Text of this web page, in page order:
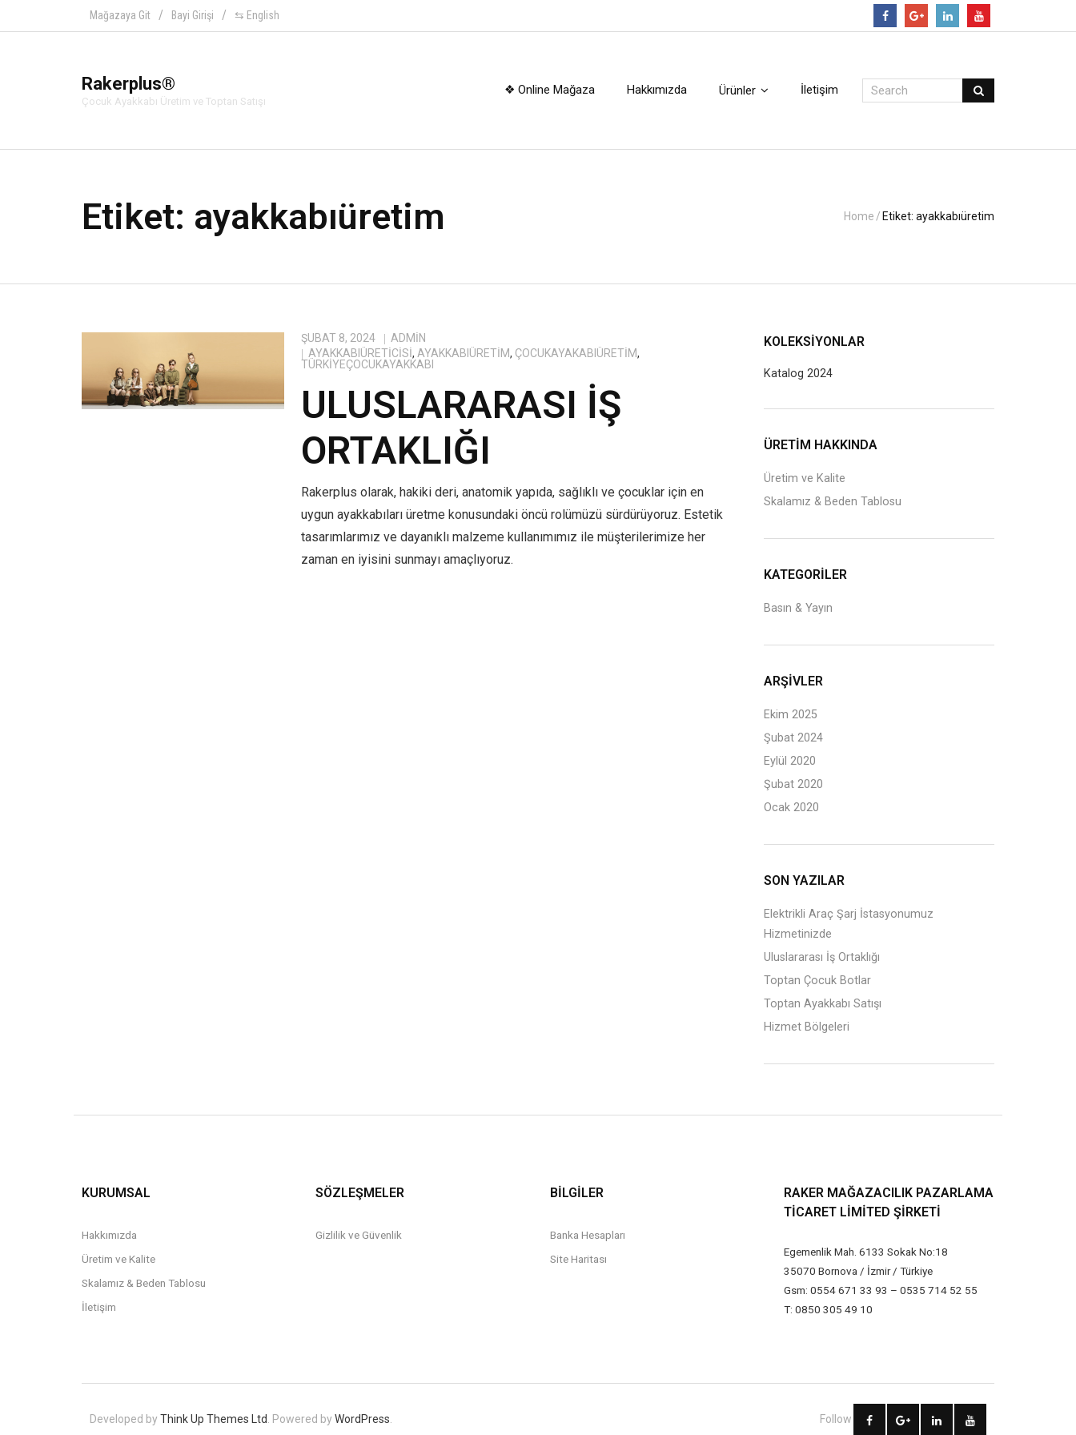
Mağazaya Git Bayi Girişi ⇆ English
Rakerplus®
Çocuk Ayakkabı Üretim ve Toptan Satışı
❖ Online Mağaza Hakkımızda Ürünler İletişim
Etiket: ayakkabıüretim Home / Etiket: ayakkabıüretim
ŞUBAT 8, 2024
ADMIN
AYAKKABIÜRETICISI, AYAKKABIÜRETIM, ÇOCUKAYAKABIÜRETIM,
TÜRKIYEÇOCUKAYAKKABI
ULUSLARARASI İŞ
ORTAKLIĞI
Rakerplus olarak, hakiki deri, anatomik yapıda, sağlıklı ve çocuklar için en
uygun ayakkabıları üretme konusundaki öncü rolümüzü sürdürüyoruz. Estetik
tasarımlarımız ve dayanıklı malzeme kullanımımız ile müşterilerimize her
zaman en iyisini sunmayı amaçlıyoruz.
KOLEKSIYONLAR
Katalog 2024
ÜRETİM HAKKINDA
Üretim ve Kalite
Skalamız & Beden Tablosu
KATEGORILER
Basın & Yayın
ARŞIVLER
Ekim 2025
Şubat 2024
Eylül 2020
Şubat 2020
Ocak 2020
SON YAZILAR
Elektrikli Araç Şarj İstasyonumuz
Hizmetinizde
Uluslararası İş Ortaklığı
Toptan Çocuk Botlar
Toptan Ayakkabı Satışı
Hizmet Bölgeleri
KURUMSAL
Hakkımızda
Üretim ve Kalite
Skalamız & Beden Tablosu
İletişim
SÖZLEŞMELER
Gizlilik ve Güvenlik
BİLGİLER
Banka Hesapları
Site Haritası
RAKER MAĞAZACILIK PAZARLAMA
TICARET LIMITED ŞIRKETI
Egemenlik Mah. 6133 Sokak No:18
35070 Bornova / İzmir / Türkiye
Gsm: 0554 671 33 93 – 0535 714 52 55
T: 0850 305 49 10
Developed byThink Up Themes Ltd . Powered byWordPress Follow